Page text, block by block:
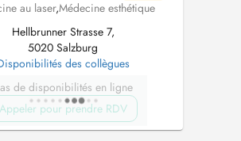
au laser,Médecine esthétique
Hellbrunner Strasse 7,
5020 Salzburg
des collègues
de disponibilités en ligne
Appeler pour prendre RDV